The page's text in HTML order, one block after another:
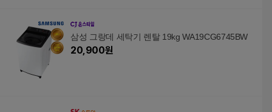
삼성 그랑데 세탁기 렌탈 19kg WA19CG6745BW
20,900원